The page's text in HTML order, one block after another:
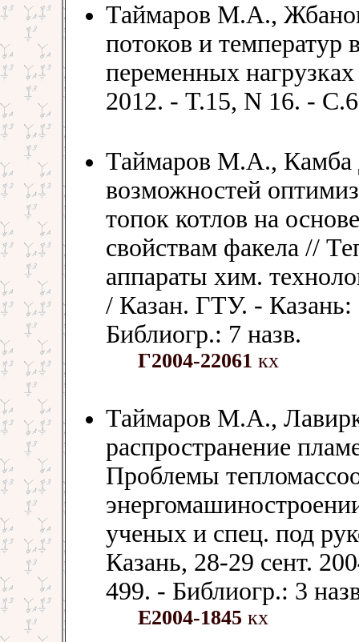
Таймаров М.А.,
потоков и
переменных
2012. - Т.15, N 16. -
Таймаров М.А., Камба
возможностей
топок котлов на
свойствам факела //
аппараты хим.
/ Казан. ГТУ. -
Библиогр.: 7 назв.
Г2004-22061 кх
Таймаров М.А.,
распространение
Проблемы
ученых и спец. под
Казань, 28-29 сент.
499. - Библиогр.: 3
Е2004-1845 кх